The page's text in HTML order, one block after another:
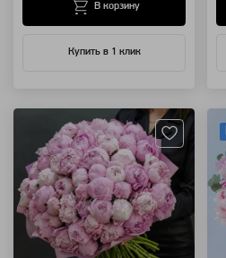
Купить в 1 клик
В корзину